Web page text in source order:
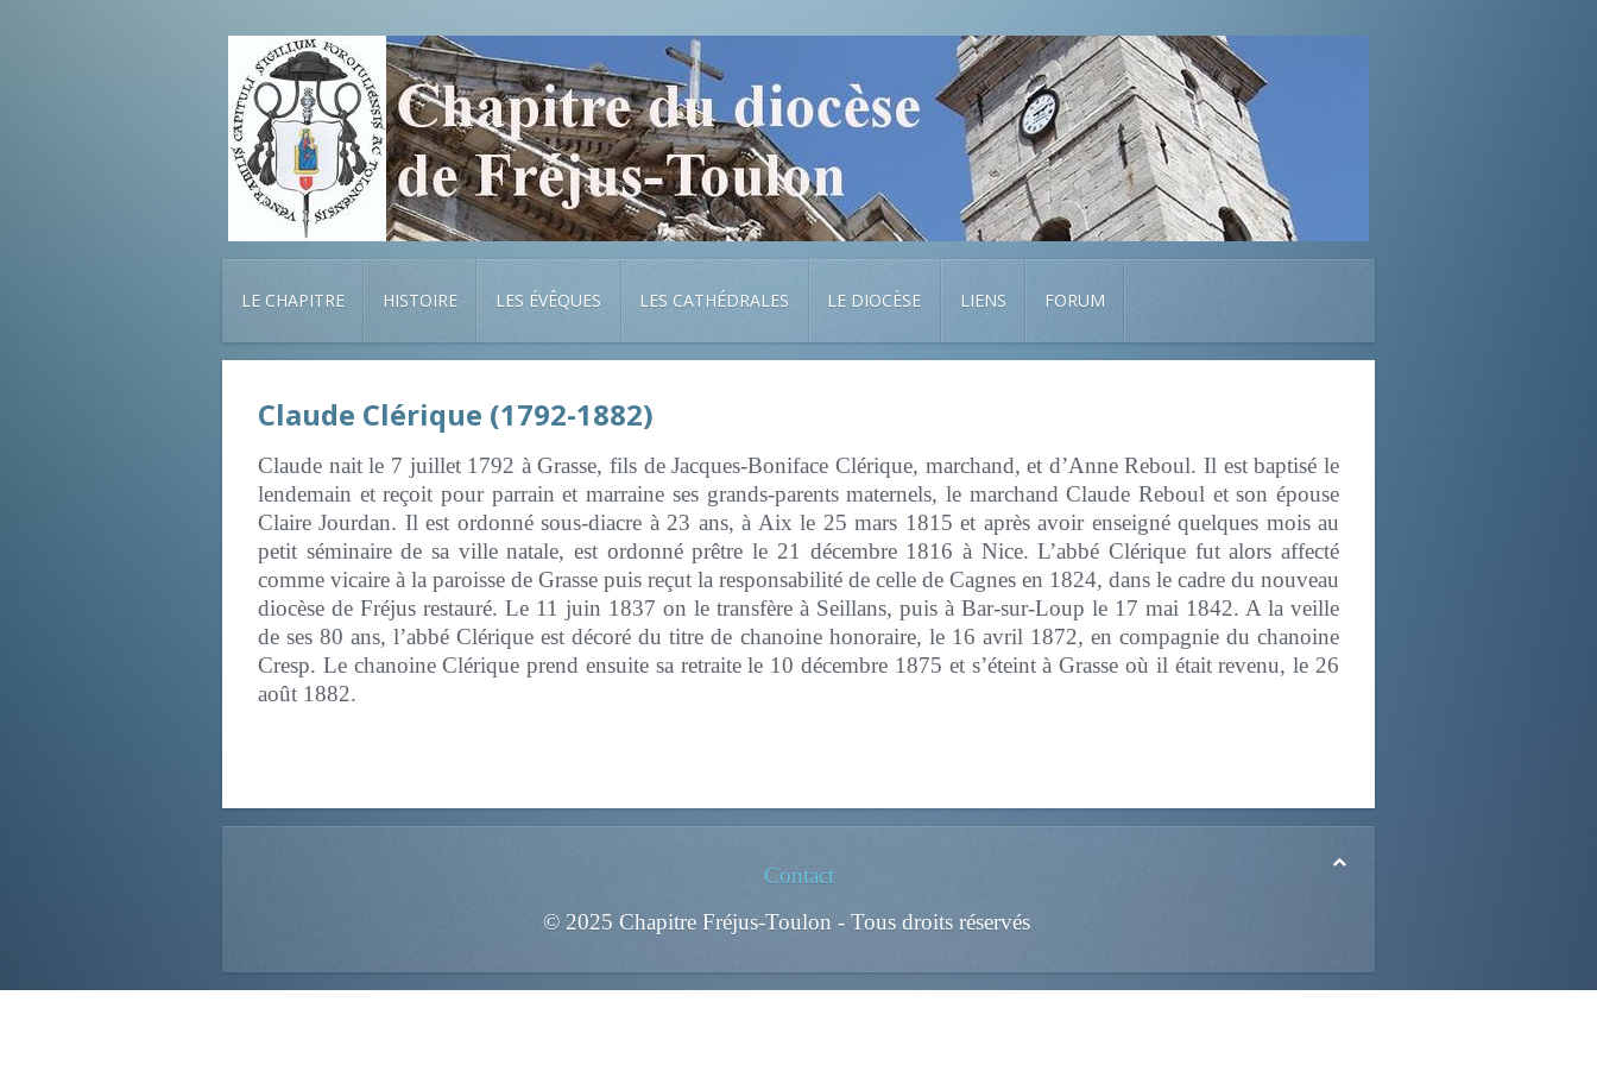
LE CHAPITRE HISTOIRE LES ÉVÊQUES LES CATHÉDRALES LE DIOCÈSE LIENS FORUM
Claude Clérique (1792-1882)
Claude nait le 7 juillet 1792 à Grasse, fils de Jacques-Boniface Clérique, marchand, et d’Anne Reboul. Il est baptisé le
lendemain et reçoit pour parrain et marraine ses grands-parents maternels, le marchand Claude Reboul et son épouse
Claire Jourdan. Il est ordonné sous-diacre à 23 ans, à Aix le 25 mars 1815 et après avoir enseigné quelques mois au
petit séminaire de sa ville natale, est ordonné prêtre le 21 décembre 1816 à Nice. L’abbé Clérique fut alors affecté
comme vicaire à la paroisse de Grasse puis reçut la responsabilité de celle de Cagnes en 1824, dans le cadre du nouveau
diocèse de Fréjus restauré. Le 11 juin 1837 on le transfère à Seillans, puis à Bar-sur-Loup le 17 mai 1842. A la veille
de ses 80 ans, l’abbé Clérique est décoré du titre de chanoine honoraire, le 16 avril 1872, en compagnie du chanoine
Cresp. Le chanoine Clérique prend ensuite sa retraite le 10 décembre 1875 et s’éteint à Grasse où il était revenu, le 26
août 1882.
Contact
© 2025 Chapitre Fréjus-Toulon - Tous droits réservés